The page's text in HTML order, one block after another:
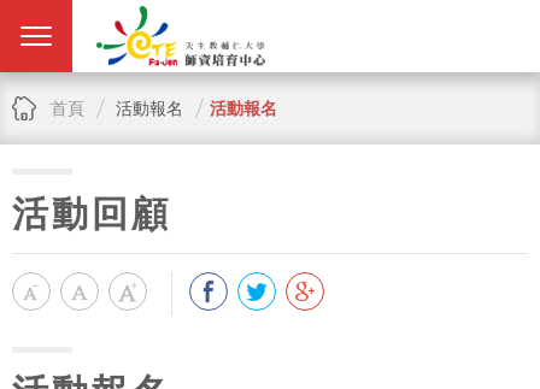
首頁 活動報名 活動報名
活動回顧